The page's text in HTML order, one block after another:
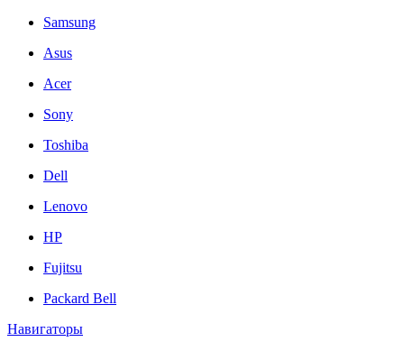
Samsung
Asus
Acer
Sony
Toshiba
Dell
Lenovo
HP
Fujitsu
Packard Bell
Навигаторы